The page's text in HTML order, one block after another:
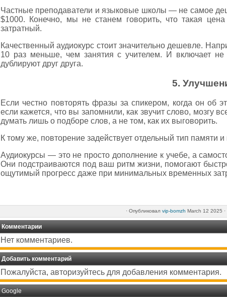
Частные преподаватели и языковые школы — не самое
$1000. Конечно, мы не станем говорить, что такая
затратный.
Качественный аудиокурс стоит значительно дешевле.
10 раз меньше, чем занятия с учителем. И включает
дублируют друг друга.
5.
Если честно повторять фразы за спикером, когда он
если кажется, что вы запомнили, как звучит слово, мозгу
думать лишь о подборе слов, а не том, как их выговорить.
К тому же, повторение задействует отдельный тип памяти
Аудиокурсы — это не просто дополнение к учебе, а
Они подстраиваются под ваш ритм жизни, помогают
ощутимый прогресс даже при минимальных временных
· Опубликовал vip-bomzh March 12 2025 ·
Комментарии
Нет комментариев.
Добавить комментарий
Пожалуйста, авторизуйтесь для добавления комментария.
Google